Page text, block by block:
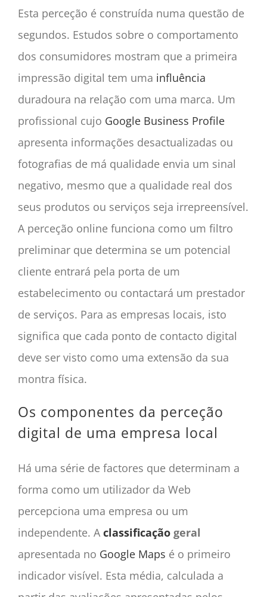
Esta perceção é construída numa questão de
segundos. Estudos sobre o comportamento
dos consumidores mostram que a primeira
impressão digital tem uma influência
duradoura na relação com uma marca. Um
profissional cujo Google Business Profile
apresenta informações desactualizadas ou
fotografias de má qualidade envia um sinal
negativo, mesmo que a qualidade real dos
seus produtos ou serviços seja irrepreensível.
A perceção online funciona como um filtro
preliminar que determina se um potencial
cliente entrará pela porta de um
estabelecimento ou contactará um prestador
de serviços. Para as empresas locais, isto
significa que cada ponto de contacto digital
deve ser visto como uma extensão da sua
montra física.
Os componentes da perceção
digital de uma empresa local
Há uma série de factores que determinam a
forma como um utilizador da Web
percepciona uma empresa ou um
independente. A classificação geral
apresentada no Google Maps é o primeiro
indicador visível. Esta média, calculada a